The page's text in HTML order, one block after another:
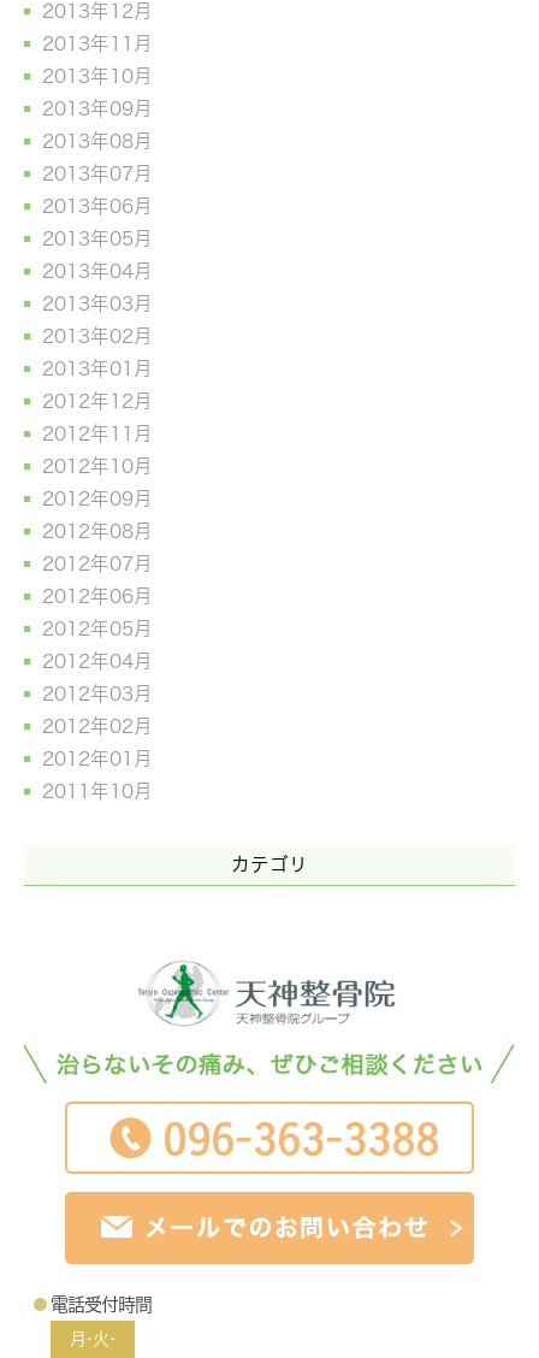
2013年12月
2013年11月
2013年10月
2013年09月
2013年08月
2013年07月
2013年06月
2013年05月
2013年04月
2013年03月
2013年02月
2013年01月
2012年12月
2012年11月
2012年10月
2012年09月
2012年08月
2012年07月
2012年06月
2012年05月
2012年04月
2012年03月
2012年02月
2012年01月
2011年10月
カテゴリ
電話受付時間
月･火･